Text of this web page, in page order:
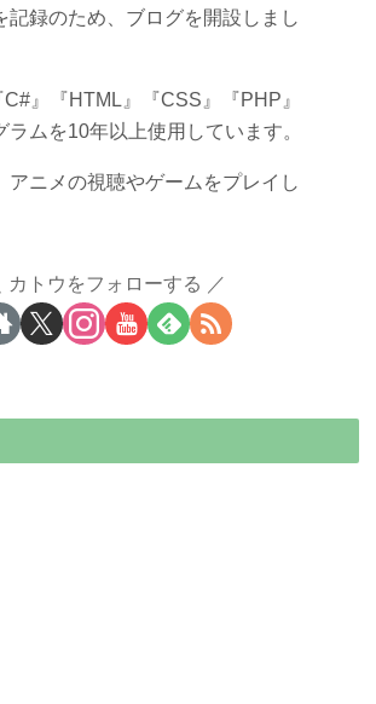
記録のため、ブログを開設しまし
C#』『HTML』『CSS』『PHP』
ラムを10年以上使用しています。
アニメの視聴やゲームをプレイし
カトウをフォローする